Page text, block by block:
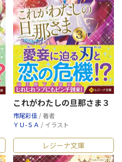
これがわたしの旦那さま３
市尾彩佳 / 著者
ＹＵ-ＳＡ / イラスト
レジーナ文庫